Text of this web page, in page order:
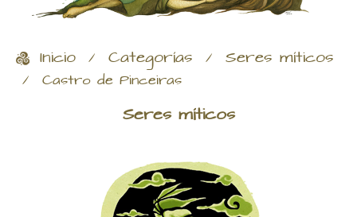
Inicio / Categorías / Seres míticos
/ Castro de Pinceiras
Seres míticos